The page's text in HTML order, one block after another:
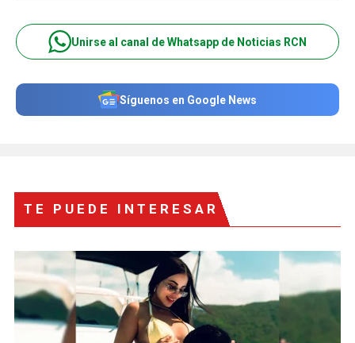
Unirse al canal de Whatsapp de Noticias RCN
Síguenos en Google News
TE PUEDE INTERESAR